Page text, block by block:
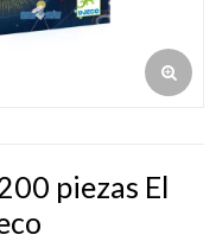
piezas El